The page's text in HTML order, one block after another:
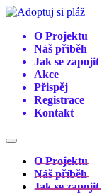
Přejít
obsahuO Projektu
Náš příběh
Jak se zapojit
Akce
Přispěj
Registrace
Kontakt
O Projektu
Náš příběh
Jak se zapojit